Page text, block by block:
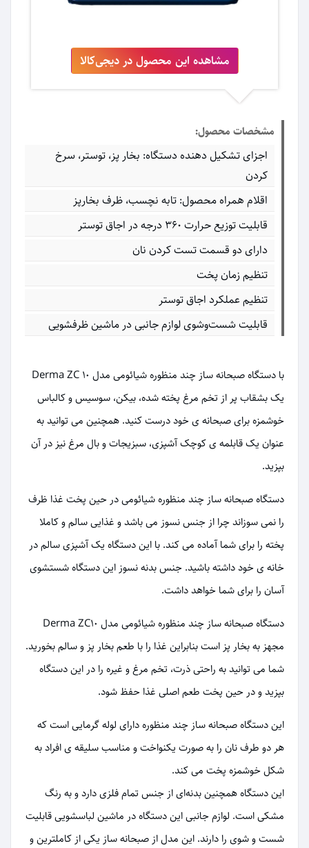
مشاهده این محصول در دیجی‌کالا
مشخصات محصول:
اجزای تشکیل دهنده دستگاه: بخار پز، توستر، سرخ
کردن
اقلام همراه محصول: تابه نچسب، ظرف بخارپز
قابلیت توزیع حرارت 360 درجه در اجاق توستر
دارای دو قسمت تست کردن نان
تنظیم زمان پخت
تنظیم عملکرد اجاق توستر
قابلیت شست‌وشوی لوازم جانبی در ماشین ظرفشویی
با دستگاه صبحانه ساز چند منظوره شیائومی مدل Derma ZC 10
یک بشقاب پر از تخم مرغ پخته شده، بیکن، سوسیس و کالباس
خوشمزه برای صبحانه ی خود درست کنید. همچنین می توانید به
عنوان یک قابلمه ی کوچک آشپزی، سبزیجات و بال مرغ نیز در آن
بپزید.
دستگاه صبحانه ساز چند منظوره شیائومی در حین پخت غذا ظرف
را نمی سوزاند چرا از جنس نسوز می باشد و غذایی سالم و کاملا
پخته را برای شما آماده می کند. با این دستگاه یک آشپزی سالم در
خانه ی خود داشته باشید. جنس بدنه نسوز این دستگاه شستشوی
آسان را برای شما خواهد داشت.
دستگاه صبحانه ساز چند منظوره شیائومی مدل Derma ZC10
مجهز به بخار پز است بنابراین غذا را با طعم بخار پز و سالم بخورید.
شما می توانید به راحتی ذرت، تخم مرغ و غیره را در این دستگاه
بپزید و در حین پخت طعم اصلی غذا حفظ شود.
این دستگاه صبحانه ساز چند منظوره دارای لوله گرمایی است که
هر دو طرف نان را به صورت یکنواخت و مناسب سلیقه ی افراد به
شکل خوشمزه پخت می کند.
این دستگاه همچنین بدنه‌ای از جنس تمام فلزی دارد و به رنگ
مشکی است. لوازم جانبی این دستگاه در ماشین لباسشویی قابلیت
شست و شوی را دارند. این مدل از صبحانه ساز یکی از کاملترین و